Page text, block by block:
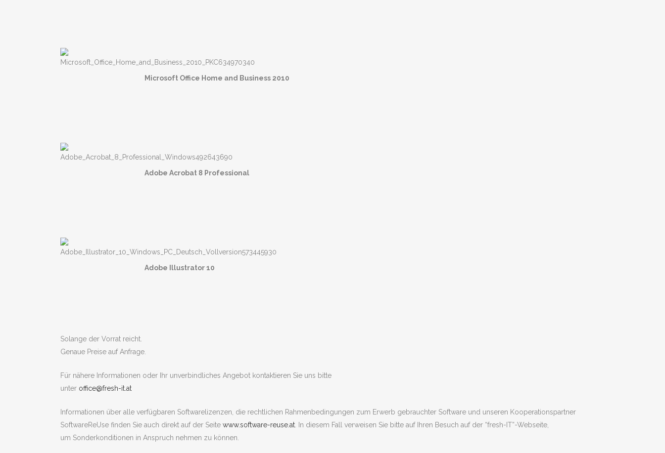
Microsoft Office Home and Business 2010
Adobe Acrobat 8 Professional
Adobe Illustrator 10
Solange der Vorrat reicht.
Genaue Preise auf Anfrage.
Für nähere Informationen oder Ihr unverbindliches Angebot kontaktieren Sie uns bitte
unter office@fresh-it.at
Informationen über alle verfügbaren Softwarelizenzen, die rechtlichen Rahmenbedingungen zum Erwerb gebrauchter Software und unseren Kooperationspartner
SoftwareReUse finden Sie auch direkt auf der Seite www.software-reuse.at . In diesem Fall verweisen Sie bitte auf Ihren Besuch auf der “fresh-IT”-Webseite,
um Sonderkonditionen in Anspruch nehmen zu können.